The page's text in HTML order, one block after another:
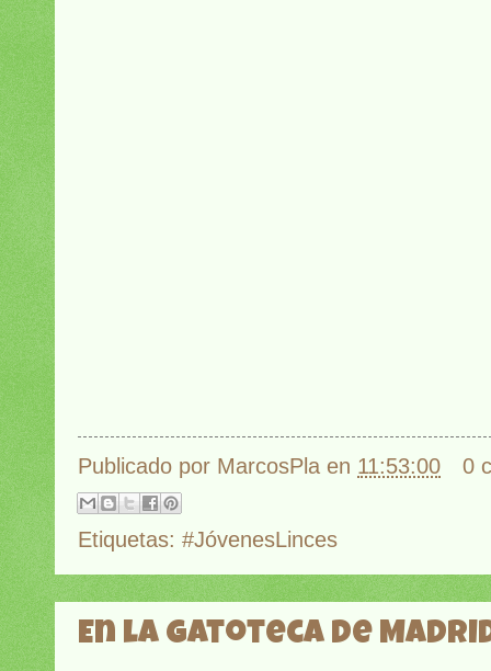
Publicado por MarcosPla en 11:53:00 0
Etiquetas: #JóvenesLinces
En la Gatoteca de